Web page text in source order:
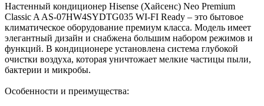
Настенный кондиционер Hisense (Хайсенс) Neo Premium
Classic A AS-07HW4SYDTG035 WI-FI Ready – это бытовое
климатическое оборудование премиум класса. Модель имеет
элегантный дизайн и снабжена большим набором режимов и
функций. В кондиционере установлена система глубокой
очистки воздуха, которая уничтожает мелкие частицы пыли,
бактерии и микробы.
Особенности и преимущества: